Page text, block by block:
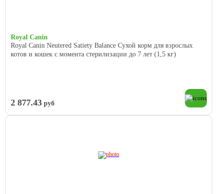
Royal Canin
Royal Canin Neutered Satiety Balance Сухой корм для взрослых
котов и кошек с момента стерилизации до 7 лет (1,5 кг)
2 877.43 руб